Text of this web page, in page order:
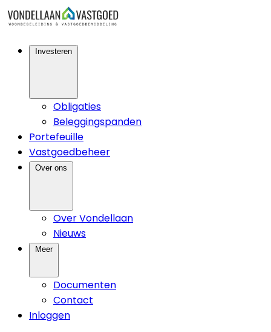
Obligaties
Beleggingspanden
Portefeuille
Vastgoedbeheer
Over Vondellaan
Nieuws
Meer
Documenten
Contact
Inloggen